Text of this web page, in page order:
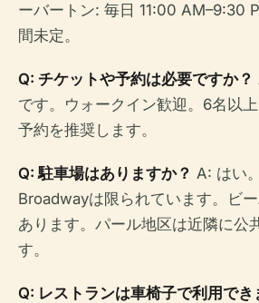
ーバートン: 毎日 11:00 AM–9:30
間未定。
Q: チケットや予約は必要ですか？
です。ウォークイン歓迎。6名以
予約を推奨します。
Q: 駐車場はありますか？ A: はい
Broadwayは限られています。ビ
あります。パール地区は近隣に公
す。
Q: レストランは車椅子で利用でき